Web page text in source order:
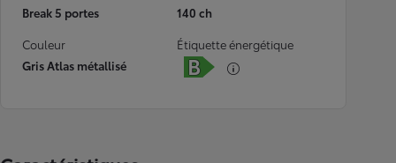
Break 5 portes
140 ch
Couleur
Gris Atlas métallisé
Étiquette énergétique